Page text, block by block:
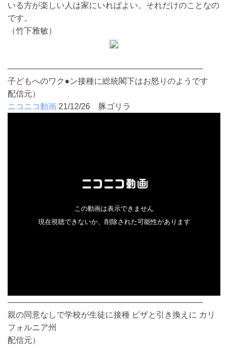
いる方が楽しい人は家にいればよい。それだけのことなの
です。
（竹下雅敏）
————————————————————————
子どもへのワク●ン接種に総統閣下はお怒りのようです
配信元）
ニコニコ動画 21/12/26 豚ゴリラ
————————————————————————
親の同意なしで学校が生徒に接種 ピザと引き換えに カリ
フォルニア州
配信元）